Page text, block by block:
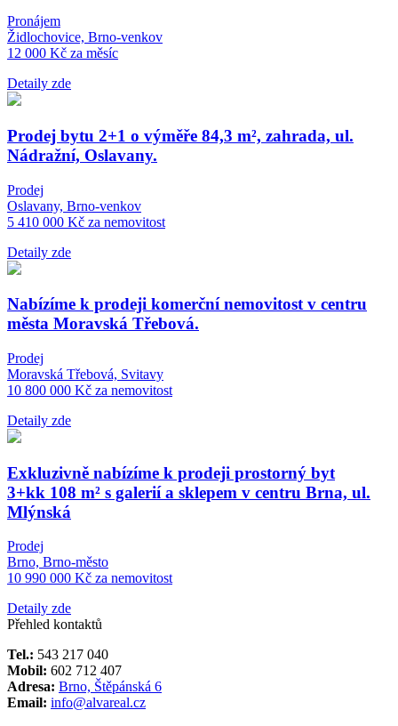
Pronájem
Židlochovice, Brno-venkov
12 000 Kč za měsíc
Detaily zde
Prodej bytu 2+1 o výměře 84,3 m², zahrada, ul.
Nádražní, Oslavany.
Prodej
Oslavany, Brno-venkov
5 410 000 Kč za nemovitost
Detaily zde
Nabízíme k prodeji komerční nemovitost v centru
města Moravská Třebová.
Prodej
Moravská Třebová, Svitavy
10 800 000 Kč za nemovitost
Detaily zde
Exkluzivně nabízíme k prodeji prostorný byt
3+kk 108 m² s galerií a sklepem v centru Brna, ul.
Mlýnská
Prodej
Brno, Brno-město
10 990 000 Kč za nemovitost
Detaily zde
Přehled kontaktů
Tel.: 543 217 040
Mobil: 602 712 407
Adresa: Brno, Štěpánská 6
Email: info@alvareal.cz